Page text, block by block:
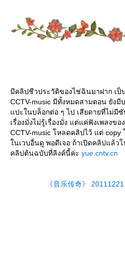
มีคลิปชีวประวัติของไช่ฉินมาฝาก เป็
CCTV-music มีทั้งหมดสามตอน ยัง
ปะในบล็อกต่อ ๆ ไป เสียดายที่ไม่มีซั
เรื่องมั่งไม่รู้เรื่องมั่ง แต่แค่ฟังเพลงข
CCTV-music โหลดคลิปไว้ แต่ copy
นเวบอื่นดู พอดีเจอ ถ้าเปิดคลิปแล้ว
คลิปต้นฉบับที่ลิงค์นี้ค่ะ yue.cntv.cn
《音乐传奇》